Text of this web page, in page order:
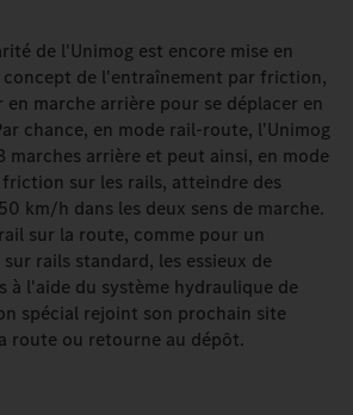
de l'Unimog est encore mise en
concept de l'entraînement par friction,
marche arrière pour se déplacer en
chance, en mode rail-route, l'Unimog
marches arrière et peut ainsi, en mode
sur les rails, atteindre des
km/h dans les deux sens de marche.
sur la route, comme pour un
rails standard, les essieux de
à l'aide du système hydraulique de
spécial rejoint son prochain site
route ou retourne au dépôt.